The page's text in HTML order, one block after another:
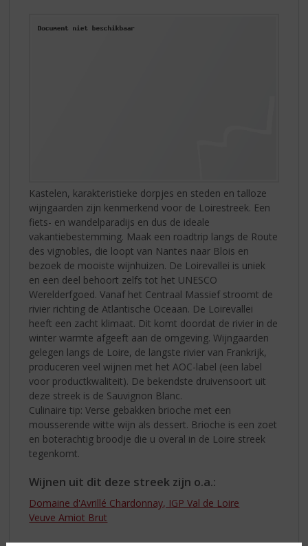
Kastelen, karakteristieke dorpjes en steden en talloze
wijngaarden zijn kenmerkend voor de Loirestreek. Een
fiets- en wandelparadijs en dus de ideale
vakantiebestemming. Maak een roadtrip langs de Route
des vignobles, die loopt van Nantes naar Blois en
bezoek de mooiste wijnhuizen. De Loirevallei is uniek
en een deel behoort zelfs tot het UNESCO
Werelderfgoed. Vanaf het Centraal Massief stroomt de
rivier richting de Atlantische Oceaan. De Loirevallei
heeft een zacht klimaat. Dit komt doordat de rivier in de
winter warmte afgeeft aan de omgeving. Wijngaarden
gelegen langs de Loire, de langste rivier van Frankrijk,
produceren veel wijnen met het AOC-label (een label
voor productkwaliteit). De bekendste druivensoort uit
deze streek is de Sauvignon Blanc.
Culinaire tip: Verse gebakken brioche met een
mousserende witte wijn als dessert. Brioche is een zoet
en boterachtig broodje die u overal in de Loire streek
tegenkomt.
Wijnen uit dit deze streek zijn o.a.:
Domaine d'Avrillé Chardonnay, IGP Val de Loire
Veuve Amiot Brut